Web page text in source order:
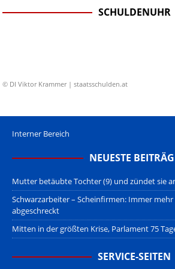
SCHULDENUHR
© DI Viktor Krammer | staatsschulden.at
Interner Bereich
NEUESTE
Mutter betäubte Tochter (9) und zündet sie
Schwarzarbeiter – Scheinfirmen: Immer
abgeschreckt
Mitten in der größten Krise, Parlament 75
SERVICE-SEITEN